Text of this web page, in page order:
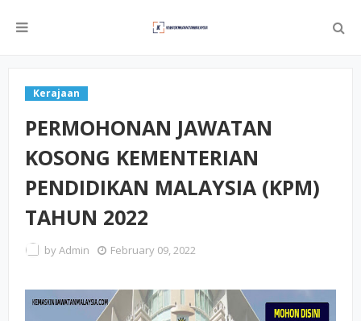
Kerajaan
PERMOHONAN JAWATAN
KOSONG KEMENTERIAN
PENDIDIKAN MALAYSIA (KPM)
TAHUN 2022
byAdmin February 09, 2022